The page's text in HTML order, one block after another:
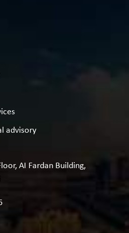
advisory
AI Fardan Building,